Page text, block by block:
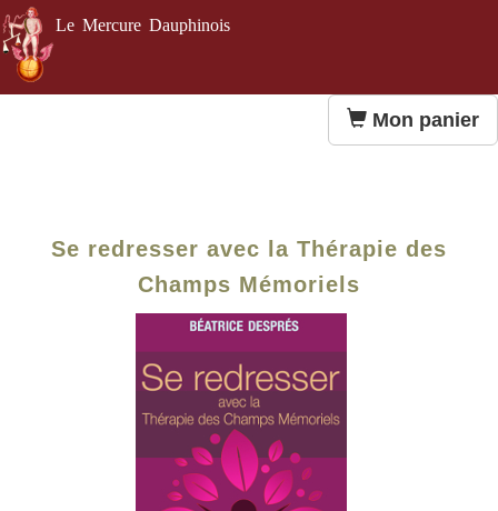
Le Mercure Dauphinois
Mon panier
Se redresser avec la Thérapie des
Champs Mémoriels